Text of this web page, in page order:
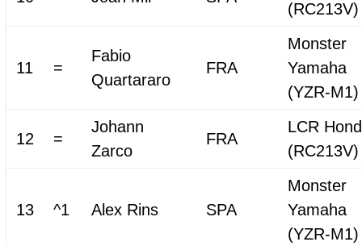
(RC213V)
11 =
Fabio
Quartararo
FRA
Monster
Yamaha
(YZR-M1)
12 =
Johann
Zarco
FRA
LCR
(RC213V)
13 ^1 Alex Rins SPA
Monster
Yamaha
(YZR-M1)